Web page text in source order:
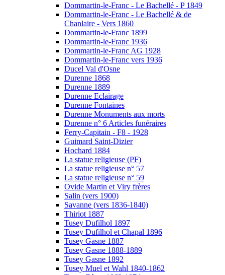
Dommartin-le-Franc - Le Bachellé - P 1849
Dommartin-le-Franc - Le Bachellé & de
Chanlaire - Vers 1860
Dommartin-le-Franc 1899
Dommartin-le-Franc 1936
Dommartin-le-Franc AG 1928
Dommartin-le-Franc vers 1936
Ducel Val d'Osne
Durenne 1868
Durenne 1889
Durenne Eclairage
Durenne Fontaines
Durenne Monuments aux morts
Durenne n° 6 Articles funéraires
Ferry-Capitain - F8 - 1928
Guimard Saint-Dizier
Hochard 1884
La statue religieuse (PF)
La statue religieuse n° 57
La statue religieuse n° 59
Ovide Martin et Viry frères
Salin (vers 1900)
Savanne (vers 1836-1840)
Thiriot 1887
Tusey Dufilhol 1897
Tusey Dufilhol et Chapal 1896
Tusey Gasne 1887
Tusey Gasne 1888-1889
Tusey Gasne 1892
Tusey Muel et Wahl 1840-1862